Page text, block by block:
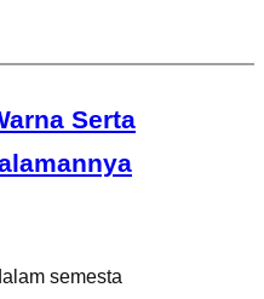
Serta
semesta